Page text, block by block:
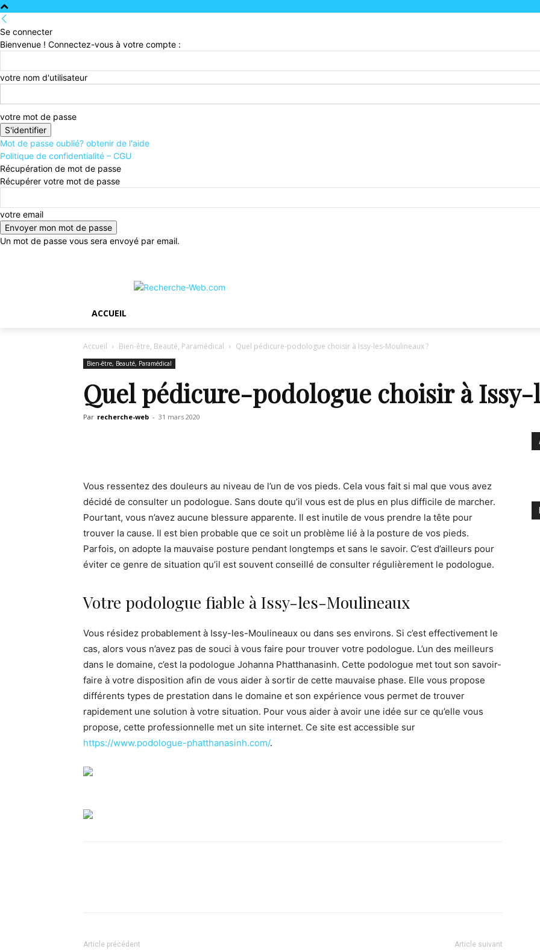
Se connecter
Bienvenue ! Connectez-vous à votre compte :
votre nom d'utilisateur
votre mot de passe
Mot de passe oublié? obtenir de l'aide
Politique de confidentialité – CGU
Récupération de mot de passe
Récupérer votre mot de passe
votre email
Un mot de passe vous sera envoyé par email.
ACCUEIL
Accueil Bien-être, Beauté, Paramédical Quel pédicure-podologue choisir à Issy-les-Moulineaux ?
Bien-être, Beauté, Paramédical
Quel pédicure-podologue choisir à
Par recherche-web - 31 mars 2020
Vous ressentez des douleurs au niveau de l’un de vos pieds. Cela vous fait si mal que vous avez
décidé de consulter un podologue. Sans doute qu’il vous est de plus en plus difficile de marcher.
Pourtant, vous n’avez aucune blessure apparente. Il est inutile de vous prendre la tête pour
trouver la cause. Il est bien probable que ce soit un problème lié à la posture de vos pieds.
Parfois, on adopte la mauvaise posture pendant longtemps et sans le savoir. C’est d’ailleurs pour
éviter ce genre de situation qu’il est souvent conseillé de consulter régulièrement le podologue.
Votre podologue fiable à Issy-les-Moulineaux
Vous résidez probablement à Issy-les-Moulineaux ou dans ses environs. Si c’est effectivement le
cas, alors vous n’avez pas de souci à vous faire pour trouver votre podologue. L’un des meilleurs
dans le domaine, c’est la podologue Johanna Phatthanasinh. Cette podologue met tout son savoir-
faire à votre disposition afin de vous aider à sortir de cette mauvaise phase. Elle vous propose
différents types de prestation dans le domaine et son expérience vous permet de trouver
rapidement une solution à votre situation. Pour vous aider à avoir une idée sur ce qu’elle vous
propose, cette professionnelle met un site internet. Ce site est accessible sur
https://www.podologue-phatthanasinh.com/.
Article précédent Article suivant